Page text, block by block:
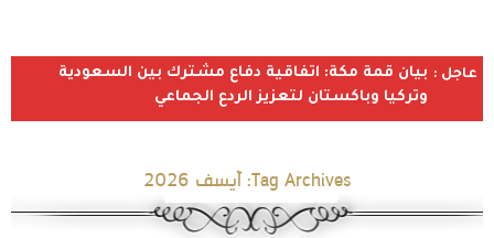
عاجل : بيان قمة مكة: اتفاقية دفاع مشترك بين السعودية
وتركيا وباكستان لتعزيز الردع الجماعي
Tag Archives: آيسف 2026